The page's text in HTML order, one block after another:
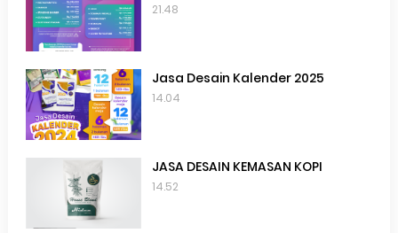
21.48
Jasa Desain Kalender 2025
14.04
JASA DESAIN KEMASAN KOPI
14.52